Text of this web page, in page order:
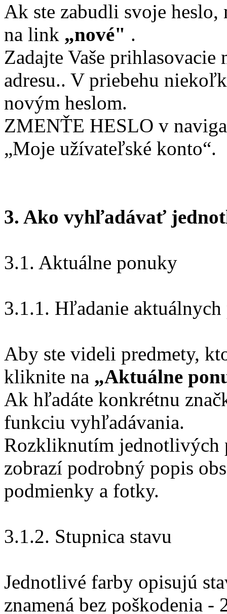
Ak ste zabudli svoje
na link „nové" .
Zadajte Vaše
adresu.. V priebehu
novým heslom.
ZMENŤE HESLO v
„Moje užívateľské konto“.
3. Ako vyhľadávať
3.1. Aktuálne ponuky
3.1.1. Hľadanie
Aby ste videli predmety,
kliknite na „Aktuálne
Ak hľadáte konkrétnu
funkciu vyhľadávania.
Rozkliknutím jednotlivých
zobrazí podrobný popis
podmienky a fotky.
3.1.2. Stupnica stavu
Jednotlivé farby opisujú
znamená bez poškodenia -